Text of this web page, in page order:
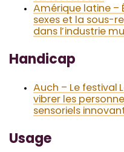
Amérique latine –
sexes et la sous-
dans l’industrie
Handicap
Auch – Le festival
vibrer les
sensoriels
Usage